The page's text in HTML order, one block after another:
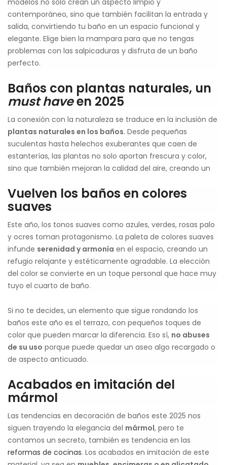
modelos no solo crean un aspecto limpio y
contemporáneo, sino que también facilitan la entrada y
salida, convirtiendo tu baño en un espacio funcional y
elegante. Elige bien la mampara para que no tengas
problemas con las salpicaduras y disfruta de un baño
perfecto.
Baños con plantas naturales, un
must haveen 2025
La conexión con la naturaleza se traduce en la inclusión de
plantas naturales en los baños. Desde pequeñas
suculentas hasta helechos exuberantes que caen de
estanterías, las plantas no solo aportan frescura y color,
sino que también mejoran la calidad del aire, creando un
Vuelven los baños en colores
suaves
Este año, los tonos suaves como azules, verdes, rosas palo
y ocres toman protagonismo. La paleta de colores suaves
infunde serenidad y armonía en el espacio, creando un
refugio relajante y estéticamente agradable. La elección
del color se convierte en un toque personal que hace muy
tuyo el cuarto de baño.
Si no te decides, un elemento que sigue rondando los
baños este año es el terrazo, con pequeños toques de
color que pueden marcar la diferencia. Eso sí, no abuses
de su uso porque puede quedar un aseo algo recargado o
de aspecto anticuado.
Acabados en imitación del
mármol
Las tendencias en decoración de baños este 2025 nos
siguen trayendo la elegancia del mármol, pero te
contamos un secreto, también es tendencia en las
reformas de cocinas. Los acabados en imitación de este